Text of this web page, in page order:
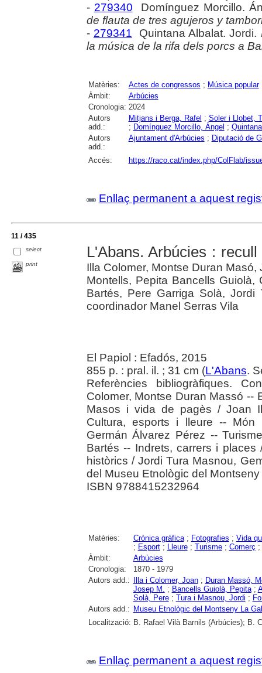
- 279340 Domínguez Morcillo.
de flauta de tres agujeros y
- 279341 Quintana Albalat. Jordi.
la música de la rifa dels porcs a
Matèries: Actes de congressos ; Música popular
Àmbit:
Arbúcies
Cronologia: 2024
Autors
add.:
Mitjans i Berga, Rafel ; Soler i Llobet,
; Domínguez Morcillo, Ángel ;
Autors
add.:
Ajuntament d'Arbúcies ; Diputació de
Accés: https://raco.cat/index.php/ColFlab/
Enllaç permanent a aquest
11 / 435
select
print
L'Abans. Arbúcies :
Illa Colomer, Montse Duran
Montells, Pepita Bancells
Bartés, Pere Garriga Solà,
coordinador Manel Serras Vila
El Papiol : Efadós, 2015
855 p. : pral. il. ; 31 cm (L'Abans.
Referències bibliogràfiques.
Colomer, Montse Duran Massó --
Masos i vida de pagès / Joan
Cultura, esports i lleure --
Germán Álvarez Pérez --
Bartés -- Indrets, carrers i
històrics / Jordi Tura Masnou,
del Museu Etnològic del
ISBN 9788415232964
Matèries: Crònica gràfica; Fotografies ; Vida
; Esport; Lleure; Turisme; Comerç ;
Àmbit:
Arbúcies
Cronologia:
1870 - 1979
Autors add.:
Illa i Colomer, Joan; Duran Massó,
Josep M. ; Bancells Guiolà, Pepita;
Solà, Pere; Tura i Masnou, Jordi ;
Autors add.: Museu Etnològic del Montseny La
Localització: B. Rafael Vilà Barnils (Arbúcies); B.
Enllaç permanent a aquest